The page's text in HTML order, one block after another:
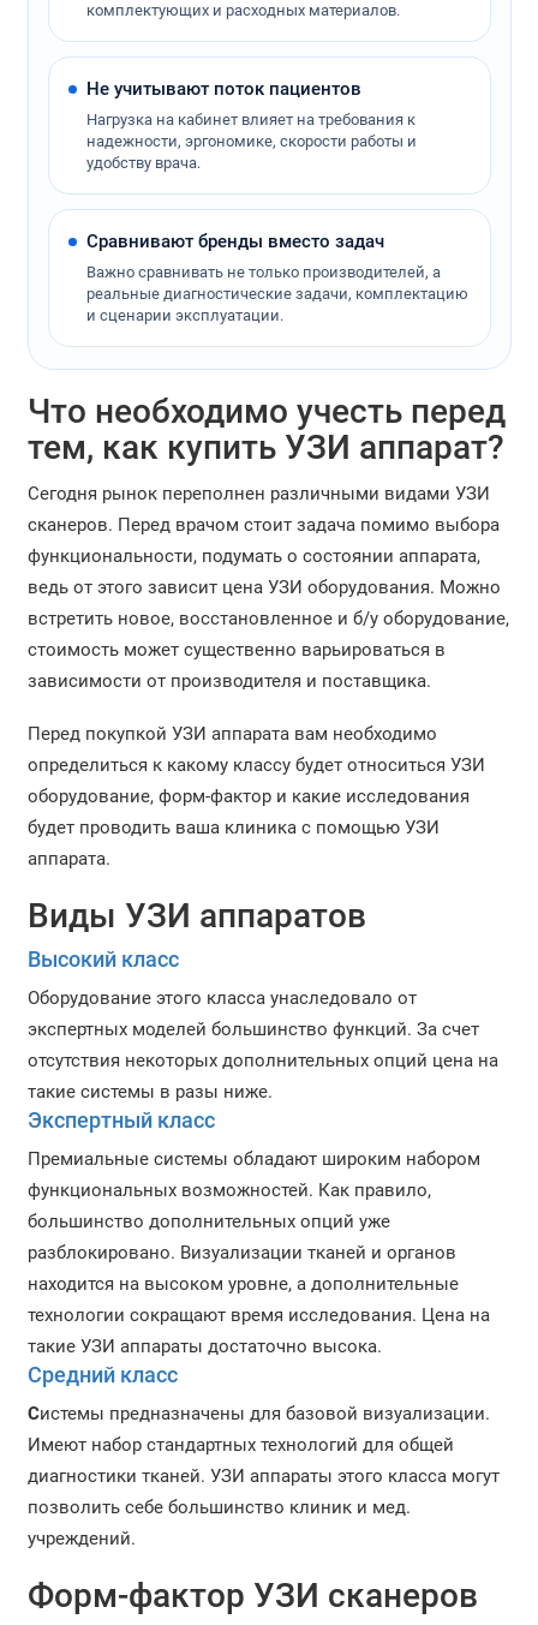
комплектующих и расходных материалов.
Не учитывают поток пациентов
Нагрузка на кабинет влияет на требования к
надежности, эргономике, скорости работы и
удобству врача.
Сравнивают бренды вместо задач
Важно сравнивать не только производителей, а
реальные диагностические задачи, комплектацию
и сценарии эксплуатации.
Что необходимо учесть перед
тем, как купить УЗИ аппарат?
Сегодня рынок переполнен различными видами УЗИ
сканеров. Перед врачом стоит задача помимо выбора
функциональности, подумать о состоянии аппарата,
ведь от этого зависит цена УЗИ оборудования. Можно
встретить новое, восстановленное и б/у оборудование,
стоимость может существенно варьироваться в
зависимости от производителя и поставщика.
Перед покупкой УЗИ аппарата вам необходимо
определиться к какому классу будет относиться УЗИ
оборудование, форм-фактор и какие исследования
будет проводить ваша клиника с помощью УЗИ
аппарата.
Виды УЗИ аппаратов
Высокий класс
Оборудование этого класса унаследовало от
экспертных моделей большинство функций. За счет
отсутствия некоторых дополнительных опций цена на
такие системы в разы ниже.
Экспертный класс
Премиальные системы обладают широким набором
функциональных возможностей. Как правило,
большинство дополнительных опций уже
разблокировано. Визуализации тканей и органов
находится на высоком уровне, а дополнительные
технологии сокращают время исследования. Цена на
такие УЗИ аппараты достаточно высока.
Средний класс
Системы предназначены для базовой визуализации.
Имеют набор стандартных технологий для общей
диагностики тканей. УЗИ аппараты этого класса могут
позволить себе большинство клиник и мед.
учреждений.
Форм-фактор УЗИ сканеров